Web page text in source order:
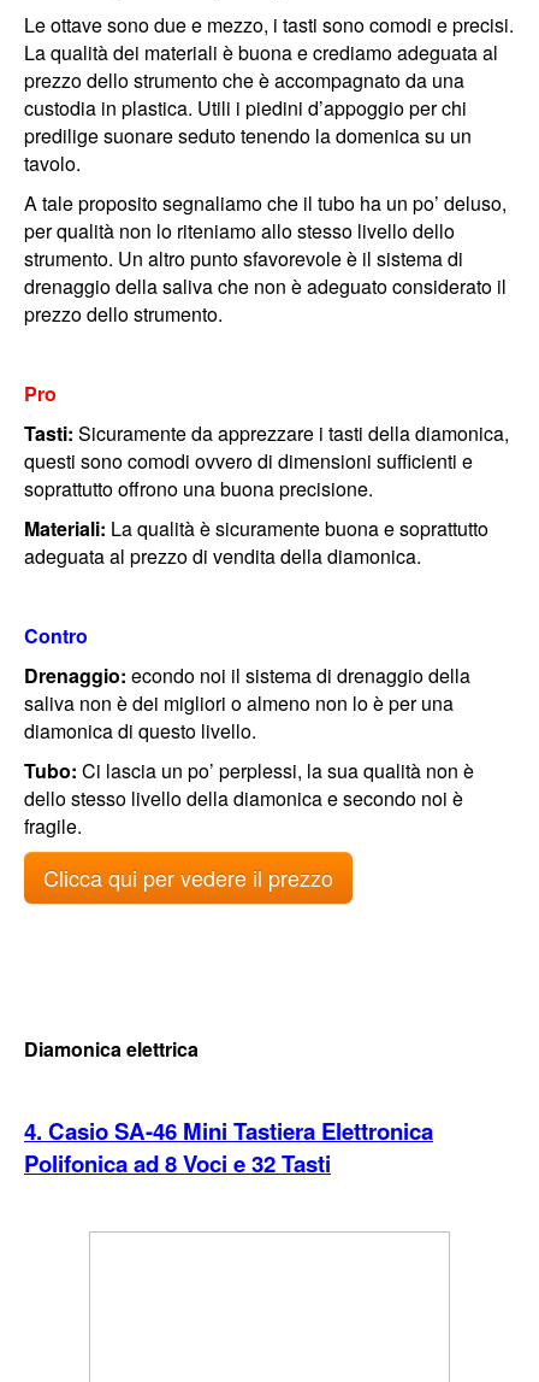
Le ottave sono due e mezzo, i tasti sono comodi e precisi.
La qualità dei materiali è buona e crediamo adeguata al
prezzo dello strumento che è accompagnato da una
custodia in plastica. Utili i piedini d’appoggio per chi
predilige suonare seduto tenendo la domenica su un
tavolo.
A tale proposito segnaliamo che il tubo ha un po’ deluso,
per qualità non lo riteniamo allo stesso livello dello
strumento. Un altro punto sfavorevole è il sistema di
drenaggio della saliva che non è adeguato considerato il
prezzo dello strumento.
Pro
Tasti: Sicuramente da apprezzare i tasti della diamonica,
questi sono comodi ovvero di dimensioni sufficienti e
soprattutto offrono una buona precisione.
Materiali: La qualità è sicuramente buona e soprattutto
adeguata al prezzo di vendita della diamonica.
Contro
Drenaggio: econdo noi il sistema di drenaggio della
saliva non è dei migliori o almeno non lo è per una
diamonica di questo livello.
Tubo: Ci lascia un po’ perplessi, la sua qualità non è
dello stesso livello della diamonica e secondo noi è
fragile.
Clicca qui per vedere il prezzo
Diamonica elettrica
4. Casio SA-46 Mini Tastiera Elettronica
Polifonica ad 8 Voci e 32 Tasti